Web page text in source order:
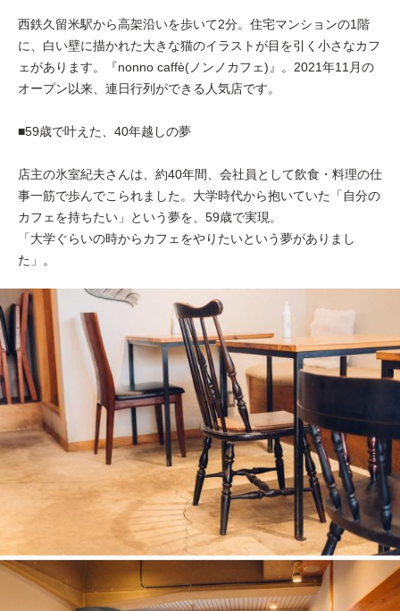
西鉄久留米駅から高架沿いを歩いて2分。住宅マンションの1階
に、白い壁に描かれた大きな猫のイラストが目を引く小さなカフ
ェがあります。『nonno caffè(ノンノカフェ)』。2021年11月の
オープン以来、連日行列ができる人気店です。
■59歳で叶えた、40年越しの夢
店主の氷室紀夫さんは、約40年間、会社員として飲食・料理の仕
事一筋で歩んでこられました。大学時代から抱いていた「自分の
カフェを持ちたい」という夢を、59歳で実現。
「大学ぐらいの時からカフェをやりたいという夢がありまし
た」。